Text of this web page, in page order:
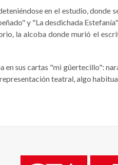
en el estudio,
y "La desdichada
la alcoba donde murió el
en sus cartas "mi güertecillo":
teatral, algo